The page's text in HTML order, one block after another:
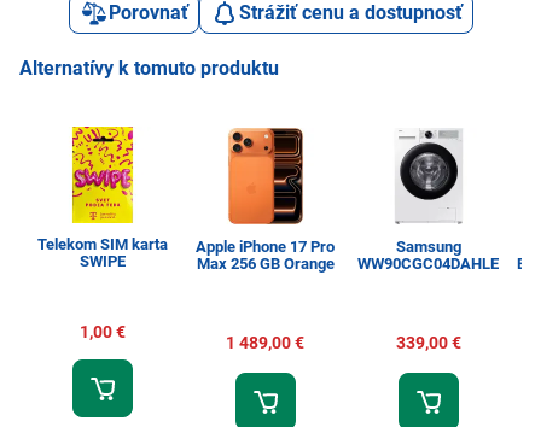
Porovnať Strážiť cenu a dostupnosť
Alternatívy k tomuto produktu
Telekom SIM karta
SWIPE
1,00 €
Apple iPhone 17 Pro
Max 256 GB Orange
1 489,00 €
Samsung
WW90CGC04DAHLE
339,00 €